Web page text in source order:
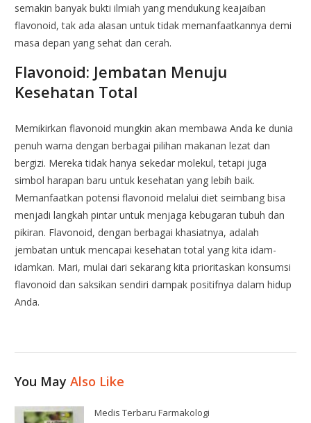
semakin banyak bukti ilmiah yang mendukung keajaiban
flavonoid, tak ada alasan untuk tidak memanfaatkannya demi
masa depan yang sehat dan cerah.
Flavonoid: Jembatan Menuju
Kesehatan Total
Memikirkan flavonoid mungkin akan membawa Anda ke dunia
penuh warna dengan berbagai pilihan makanan lezat dan
bergizi. Mereka tidak hanya sekedar molekul, tetapi juga
simbol harapan baru untuk kesehatan yang lebih baik.
Memanfaatkan potensi flavonoid melalui diet seimbang bisa
menjadi langkah pintar untuk menjaga kebugaran tubuh dan
pikiran. Flavonoid, dengan berbagai khasiatnya, adalah
jembatan untuk mencapai kesehatan total yang kita idam-
idamkan. Mari, mulai dari sekarang kita prioritaskan konsumsi
flavonoid dan saksikan sendiri dampak positifnya dalam hidup
Anda.
You MayAlso Like
Medis Terbaru Farmakologi